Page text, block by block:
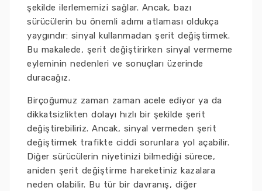
şekilde ilerlememizi sağlar. Ancak, bazı
sürücülerin bu önemli adımı atlaması oldukça
yaygındır: sinyal kullanmadan şerit değiştirmek.
Bu makalede, şerit değiştirirken sinyal vermeme
eyleminin nedenleri ve sonuçları üzerinde
duracağız.
Birçoğumuz zaman zaman acele ediyor ya da
dikkatsizlikten dolayı hızlı bir şekilde şerit
değiştirebiliriz. Ancak, sinyal vermeden şerit
değiştirmek trafikte ciddi sorunlara yol açabilir.
Diğer sürücülerin niyetinizi bilmediği sürece,
aniden şerit değiştirme hareketiniz kazalara
neden olabilir. Bu tür bir davranış, diğer